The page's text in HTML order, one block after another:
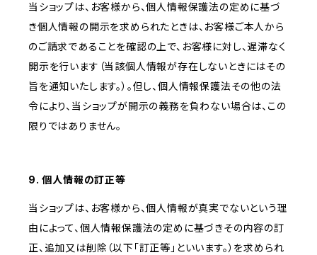
当ショップは、お客様から、個人情報保護法の定めに基づ
き個人情報の開示を求められたときは、お客様ご本人から
のご請求であることを確認の上で、お客様に対し、遅滞なく
開示を行います（当該個人情報が存在しないときにはその
旨を通知いたします。）。但し、個人情報保護法その他の法
令により、当ショップが開示の義務を負わない場合は、この
限りではありません。
9. 個人情報の訂正等
当ショップは、お客様から、個人情報が真実でないという理
由によって、個人情報保護法の定めに基づきその内容の訂
正、追加又は削除（以下「訂正等」といいます。）を求められ